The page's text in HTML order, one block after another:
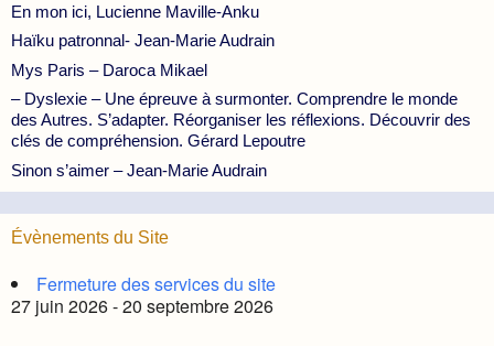
En mon ici, Lucienne Maville-Anku
Haïku patronnal- Jean-Marie Audrain
Mys Paris – Daroca Mikael
– Dyslexie – Une épreuve à surmonter. Comprendre le monde
des Autres. S’adapter. Réorganiser les réflexions. Découvrir des
clés de compréhension. Gérard Lepoutre
Sinon s’aimer – Jean-Marie Audrain
Évènements du Site
Fermeture des services du site
27 juin 2026 - 20 septembre 2026